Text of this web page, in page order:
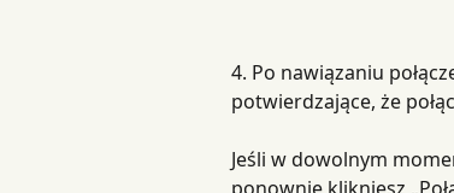
4. Po nawiązaniu
potwierdzające, że
Jeśli w dowolnym